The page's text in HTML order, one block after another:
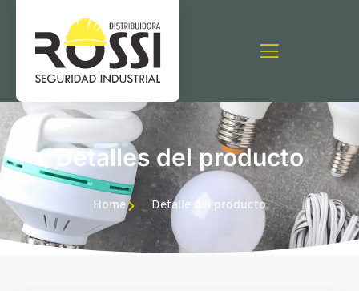
Detalles del producto
Home Detalle del producto